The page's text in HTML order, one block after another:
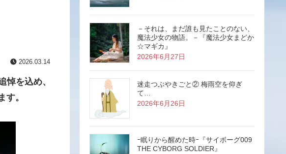
2026.03.14
を込め、
す。
－それは、まだ誰も見たことのない、
魔法少女の物語。－『魔法少女まどか
☆マギカ』
2026年6月27日
迷走つぶやきごと② 梅雨空を仰ぎ
て…
2026年6月26日
ｰ眠りから醒めた時ｰ『サイボーグ009
THE CYBORG SOLDIER』